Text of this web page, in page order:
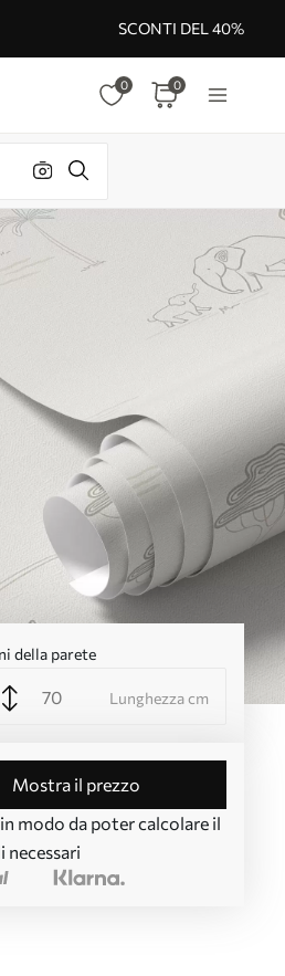
SCONTI DEL 40%
0 0
della parete
Lunghezza cm
Mostra il prezzo
modo da poter calcolare il